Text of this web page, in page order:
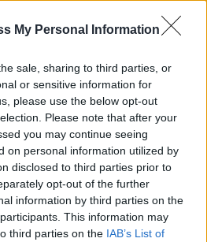
My Personal Information
sale, sharing to third parties, or
or sensitive information for
please use the below opt-out
Please note that after your
you may continue seeing
on personal information utilized by
disclosed to third parties prior to
opt-out of the further
information by third parties on the
This information may
third parties on the IAB’s List of